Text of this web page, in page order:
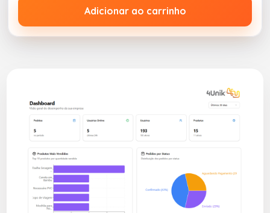
Adicionar ao carrinho